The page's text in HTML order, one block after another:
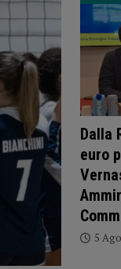
Dalla
euro
5